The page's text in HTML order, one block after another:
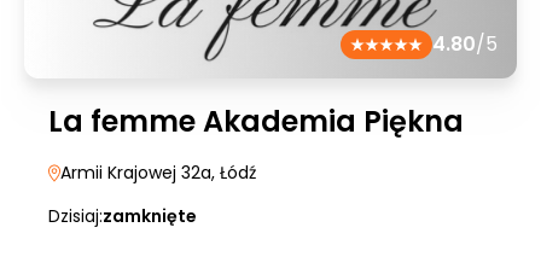
4.80/5
La femme Akademia Piękna
Armii Krajowej 32a, Łódź
Dzisiaj:zamknięte